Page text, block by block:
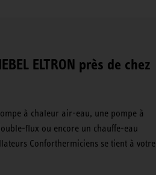
ELTRON près de chez
à chaleur air-eau, une pompe à
flux ou encore un chauffe-eau
Conforthermiciens se tient à votre